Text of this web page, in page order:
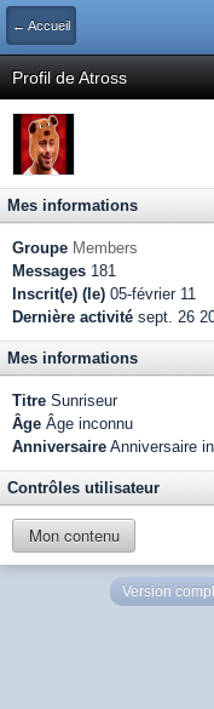
← Accueil
Profil de Atross
Mes informations
Groupe Members
Messages 181
Inscrit(e) (le) 05-février 11
Dernière activité sept. 26
Mes informations
Titre Sunriseur
Âge Âge inconnu
Anniversaire Anniversaire
Contrôles utilisateur
Mon contenu
Version